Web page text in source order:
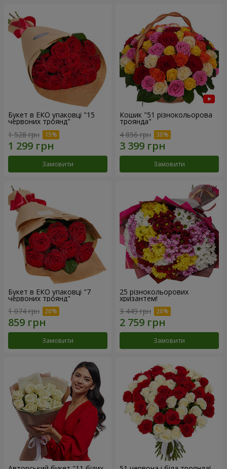
Букет в ЕКО упаковці "15
червоних троянд"
1 528 грн
Замовити
Кошик "51 різнокольорова
троянда"
4 856 грн
Замовити
Букет в ЕКО упаковці "7
червоних троянд"
1 074 грн
Замовити
25 різнокольорових
хризантем!
3 449 грн
Замовити